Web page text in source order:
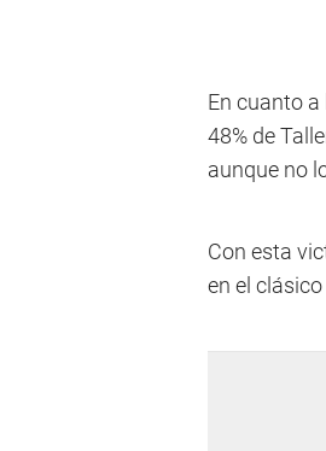
En cuanto
48% de
aunque no
Con esta
en el